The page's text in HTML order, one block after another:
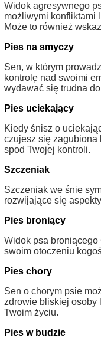
Widok agresywnego
możliwymi konfliktami
Może to również
Pies na smyczy
Sen, w którym
kontrolę nad swoimi
wydawać się trudna
Pies uciekający
Kiedy śnisz o
czujesz się zagubiona
spod Twojej kontroli.
Szczeniak
Szczeniak we śnie
rozwijające się
Pies broniący
Widok psa
swoim otoczeniu
Pies chory
Sen o chorym psie
zdrowie bliskiej osoby
Twoim życiu.
Pies w budzie